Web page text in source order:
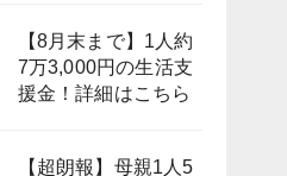
【8月末まで】1人約
7万3,000円の生活支
援金！詳細はこちら
【超朗報】母親1人5